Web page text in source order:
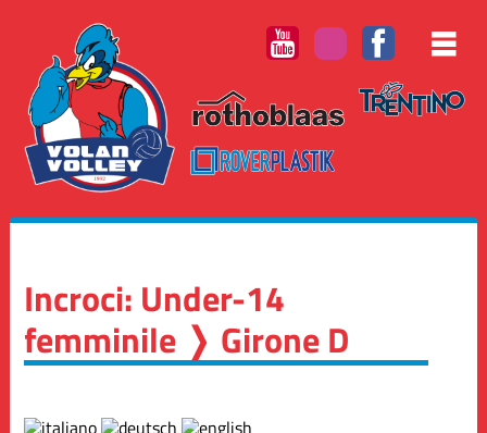
Incroci: Under-14
femminile ❭ Girone D